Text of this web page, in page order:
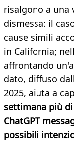
risalgono a una
dismessa: il
cause simili
in California;
affrontando
dato, diffuso
2025, aiuta a
settimana più
ChatGPT
possibili